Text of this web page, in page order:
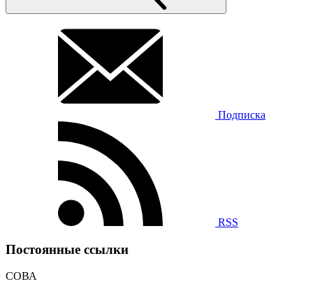
Подписка
RSS
Постоянные ссылки
СОВА